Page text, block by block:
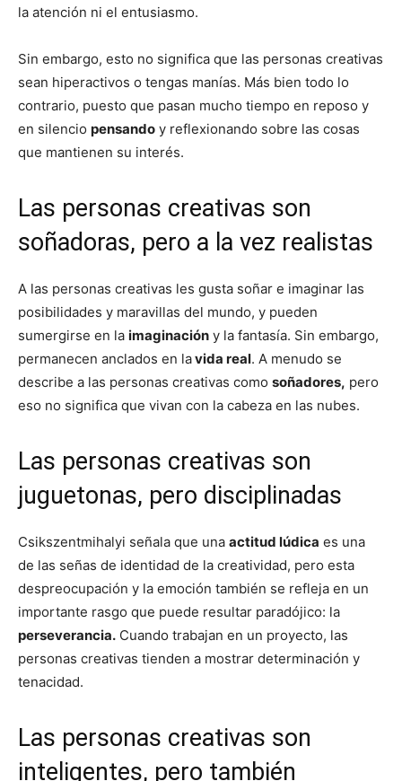
la atención ni el entusiasmo.
Sin embargo, esto no significa que las personas creativas
sean hiperactivos o tengas manías. Más bien todo lo
contrario, puesto que pasan mucho tiempo en reposo y
en silencio pensando y reflexionando sobre las cosas
que mantienen su interés.
Las personas creativas son
soñadoras, pero a la vez realistas
A las personas creativas les gusta soñar e imaginar las
posibilidades y maravillas del mundo, y pueden
sumergirse en la imaginación y la fantasía. Sin embargo,
permanecen anclados en lavida real. A menudo se
describe a las personas creativas como soñadores, pero
eso no significa que vivan con la cabeza en las nubes.
Las personas creativas son
juguetonas, pero disciplinadas
Csikszentmihalyi señala que una actitud lúdica es una
de las señas de identidad de la creatividad, pero esta
despreocupación y la emoción también se refleja en un
importante rasgo que puede resultar paradójico: la
perseverancia. Cuando trabajan en un proyecto, las
personas creativas tienden a mostrar determinación y
tenacidad.
Las personas creativas son
inteligentes, pero también